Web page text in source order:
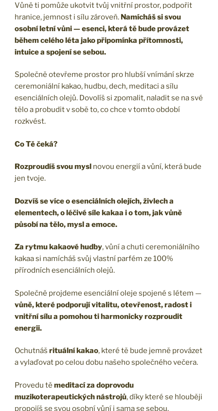
Vůně ti pomůže ukotvit tvůj vnitřní prostor, podpořit
hranice, jemnost i sílu zároveň. Namícháš si svou
osobní letní vůni — esenci, která tě bude provázet
během celého léta jako připomínka přítomnosti,
intuice a spojení se sebou.
Společně otevřeme prostor pro hlubší vnímání skrze
ceremoniální kakao, hudbu, dech, meditaci a sílu
esenciálních olejů. Dovolíš si zpomalit, naladit se na své
tělo a probudit v sobě to, co chce v tomto období
rozkvést.
Co Tě čeká?
Rozproudíš svou mysl novou energií a vůní, která bude
jen tvoje.
Dozvíš se více o esenciálních olejích, živlech a
elementech, o léčivé síle kakaa i o tom, jak vůně
působí na tělo, mysl a emoce.
Za rytmu kakaové hudby, vůní a chuti ceremoniálního
kakaa si namícháš svůj vlastní parfém ze 100%
přírodních esenciálních olejů.
Společně projdeme esenciální oleje spojené s létem —
vůně, které podporují vitalitu, otevřenost, radost i
vnitřní sílu a pomohou ti harmonicky rozproudit
energii.
Ochutnáš rituální kakao, které tě bude jemně provázet
a vylaďovat po celou dobu našeho společného večera.
Provedu tě meditací za doprovodu
muzikoterapeutických nástrojů, díky které se hlouběji
propojíš se svou osobní vůní i sama se sebou.